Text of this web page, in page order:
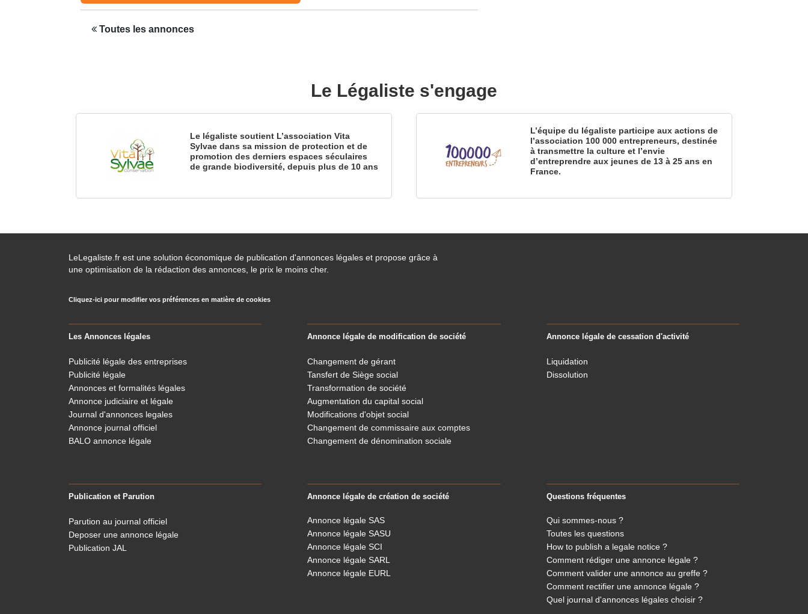
Toutes les annonces
Le Légaliste s'engage
Le légaliste soutient L’association Vita
Sylvae dans sa mission de protection et de
promotion des derniers espaces séculaires
de grande biodiversité, depuis plus de 10 ans
L’équipe du légaliste participe aux actions de
l’association 100 000 entrepreneurs, destinée
à transmettre la culture et l’envie
d’entreprendre aux jeunes de 13 à 25 ans en
France.
LeLegaliste.fr est une solution économique de publication d'annonces légales et propose grâce à
une optimisation de la rédaction des annonces, le prix le moins cher.
Cliquez-ici pour modifier vos préférences en matière de cookies
Les Annonces légales
Publicité légale des entreprises
Publicité légale
Annonces et formalités légales
Annonce judiciaire et légale
Journal d'annonces legales
Annonce journal officiel
BALO annonce légale
Annonce légale de modification de société
Changement de gérant
Tansfert de Siège social
Transformation de société
Augmentation du capital social
Modifications d'objet social
Changement de commissaire aux comptes
Changement de dénomination sociale
Annonce légale de cessation d'activité
Liquidation
Dissolution
Publication et Parution
Parution au journal officiel
Deposer une annonce légale
Publication JAL
Annonce légale de création de société
Annonce légale SAS
Annonce légale SASU
Annonce légale SCI
Annonce légale SARL
Annonce légale EURL
Questions fréquentes
Qui sommes-nous ?
Toutes les questions
How to publish a legale notice ?
Comment rédiger une annonce légale ?
Comment valider une annonce au greffe ?
Comment rectifier une annonce légale ?
Quel journal d'annonces légales choisir ?